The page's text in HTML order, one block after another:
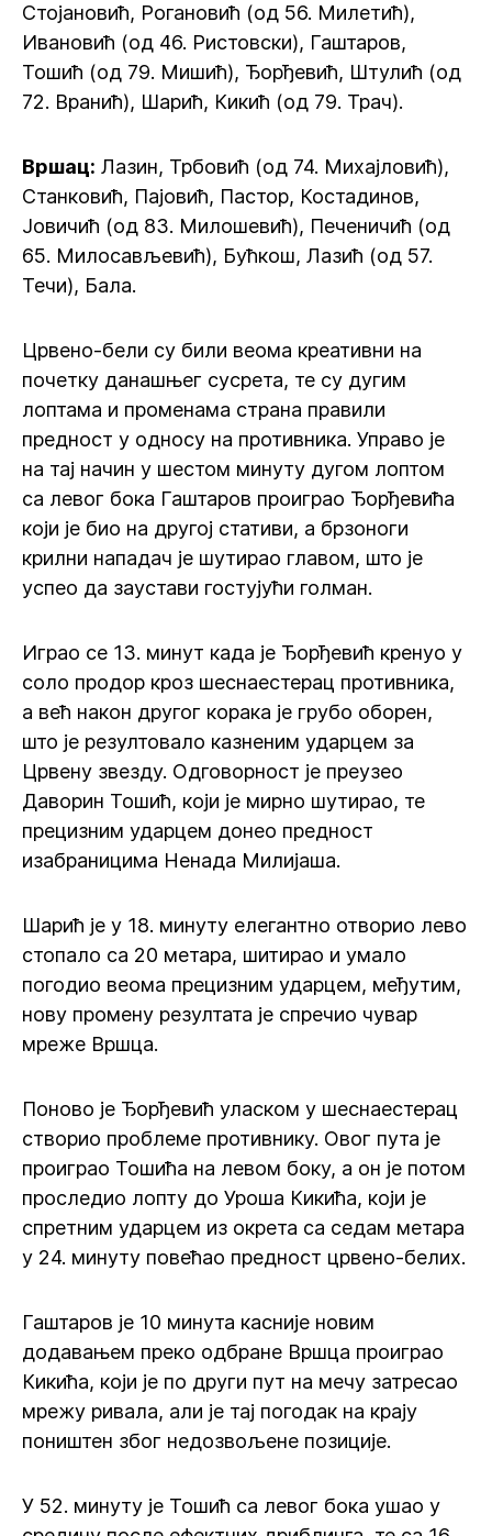
Стојановић, Рогановић (од 56. Милетић),
Ивановић (од 46. Ристовски), Гаштаров,
Тошић (од 79. Мишић), Ђорђевић, Штулић (од
72. Вранић), Шарић, Кикић (од 79. Трач).
Вршац: Лазин, Трбовић (од 74. Михајловић),
Станковић, Пајовић, Пастор, Костадинов,
Јовичић (од 83. Милошевић), Печеничић (од
65. Милосављевић), Бућкош, Лазић (од 57.
Течи), Бала.
Црвено-бели су били веома креативни на
почетку данашњег сусрета, те су дугим
лоптама и променама страна правили
предност у односу на противника. Управо је
на тај начин у шестом минуту дугом лоптом
са левог бока Гаштаров проиграо Ђорђевића
који је био на другој стативи, а брзоноги
крилни нападач је шутирао главом, што је
успео да заустави гостујући голман.
Играо се 13. минут када је Ђорђевић кренуо у
соло продор кроз шеснаестерац противника,
а већ након другог корака је грубо оборен,
што је резултовало казненим ударцем за
Црвену звезду. Одговорност је преузео
Даворин Тошић, који је мирно шутирао, те
прецизним ударцем донео предност
изабраницима Ненада Милијаша.
Шарић је у 18. минуту елегантно отворио лево
стопало са 20 метара, шитирао и умало
погодио веома прецизним ударцем, међутим,
нову промену резултата је спречио чувар
мреже Вршца.
Поново је Ђорђевић уласком у шеснаестерац
створио проблеме противнику. Овог пута је
проиграо Тошића на левом боку, а он је потом
проследио лопту до Уроша Кикића, који је
спретним ударцем из окрета са седам метара
у 24. минуту повећао предност црвено-белих.
Гаштаров је 10 минута касније новим
додавањем преко одбране Вршца проиграо
Кикића, који је по други пут на мечу затресао
мрежу ривала, али је тај погодак на крају
поништен због недозвољене позиције.
У 52. минуту је Тошић са левог бока ушао у